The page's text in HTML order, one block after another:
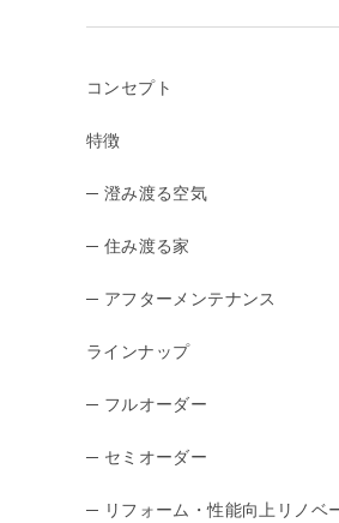
コンセプト
特徴
─ 澄み渡る空気
─ 住み渡る家
─ アフターメンテナンス
ラインナップ
─ フルオーダー
─ セミオーダー
─ リフォーム・性能向上リノベ